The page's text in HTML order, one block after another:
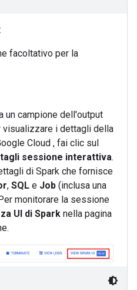
facoltativo per la
un campione dell'output
i dettagli della
Cloud , fai clic sul
sessione interattiva.
di Spark che fornisce
, SQL e Job (inclusa una
monitorare la sessione
UI di Spark nella pagina